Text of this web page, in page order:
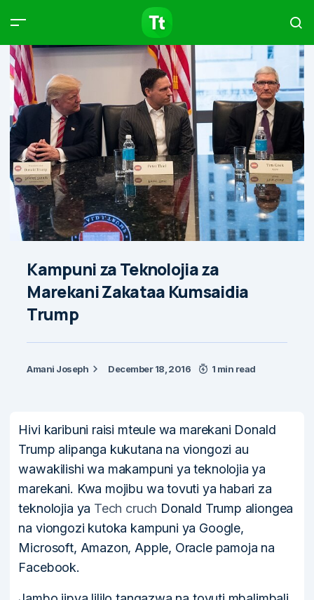
Kampuni za Teknolojia za
Marekani Zakataa Kumsaidia
Trump
Amani Joseph December 18, 2016 1 min read
Hivi karibuni raisi mteule wa marekani Donald
Trump alipanga kukutana na viongozi au
wawakilishi wa makampuni ya teknolojia ya
marekani. Kwa mojibu wa tovuti ya habari za
teknolojia ya Tech cruch Donald Trump aliongea
na viongozi kutoka kampuni ya Google,
Microsoft, Amazon, Apple, Oracle pamoja na
Facebook.
Products Articles
Type to start searching…